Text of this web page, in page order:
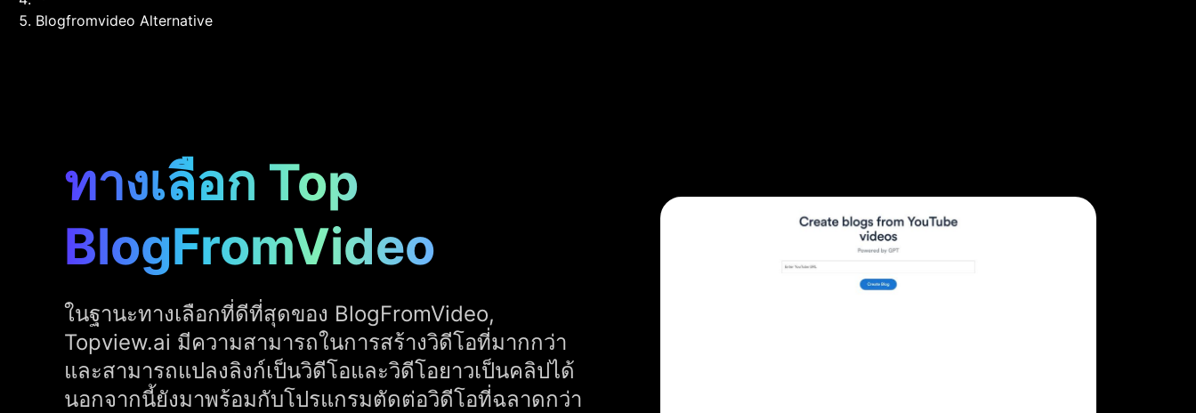
Blogfromvideo Alternative
ทางเลือก Top
BlogFromVideo
ในฐานะทางเลือกที่ดีที่สุดของ BlogFromVideo,
Topview.ai มีความสามารถในการสร้างวิดีโอที่มากกว่า
และสามารถแปลงลิงก์เป็นวิดีโอและวิดีโอยาวเป็นคลิปได้
นอกจากนี้ยังมาพร้อมกับโปรแกรมตัดต่อวิดีโอที่ฉลาดกว่า